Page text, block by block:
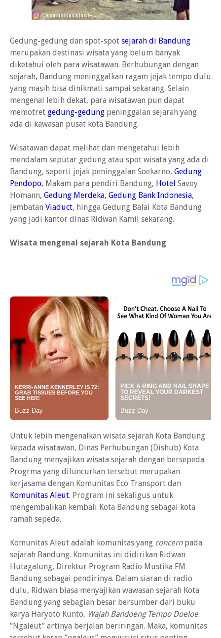
Gedung-gedung dan spot-spot sejarah di Bandung
merupakan destinasi wisata yang belum banyak
diketahui oleh para wisatawan. Berhubungan dengan
sejarah, Bandung meninggalkan ragam jejak tempo dulu
yang masih bisa dinikmati sampai sekarang. Selain
mengenal lebih dekat, para wisatawan pun dapat
memotret gedung-gedung peninggalan sejarah yang
ada di kawasan pusat kota Bandung.
Wisatawan dapat melihat dan mengetahui lebih
mendalam seputar gedung atau spot wisata yang ada di
Bandung, seperti jejak peninggalan Soekarno, Gedung
Pendopo, Makam para pendiri Bandung, Hotel Savoy
Homann, Gedung Merdeka, Gedung Bank Indonesia,
Jembatan Viaduct, hingga Gedung Balai Kota Bandung
yang jadi kantor dinas Ridwan Kamil sekarang.
Wisata mengenal sejarah Kota Bandung
Untuk lebih mengenalkan wisata sejarah Kota Bandung
kepada wisatawan, Dinas Perhubungan (Dishub) Kota
Bandung menyajikan wisata sejarah dengan bersepeda.
Progrma yang diluncurkan tersebut merupakan
kerjasama dengan Komunitas Eco Transport dan
Komunitas Aleut. Program ini sekaligus untuk
mengembalikan kembali Kota Bandung sebagai kota
ramah sepeda.
Komunitas Aleut adalah komunitas yang concern pada
sejarah Bandung. Komunitas ini didirikan Ridwan
Hutagalung, Direktur Program Radio Mustika FM
Bandung sebagai pendirinya. Dalam siaran di radio
dulu, Ridwan biasa menyajikan wawasan sejarah Kota
Bandung yang sebagian besar bersumber dari buku
karya Haryoto Kunto, Wajah Bandoeng Tempo Doeloe.
”Ngaleut” artinya berjalan beriringan. Maka, komunitas